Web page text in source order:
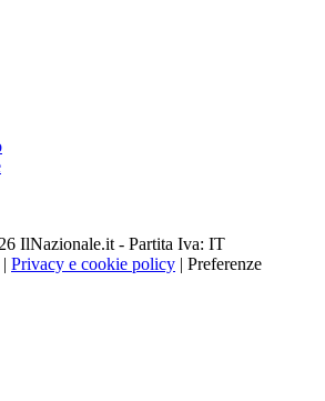
IlNazionale.it - Partita Iva: IT
| Privacy e cookie policy | Preferenze